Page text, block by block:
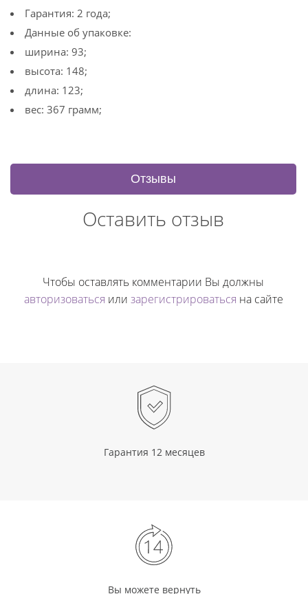
Гарантия: 2 года;
Данные об упаковке:
ширина: 93;
высота: 148;
длина: 123;
вес: 367 грамм;
Отзывы
Оставить отзыв
Чтобы оставлять комментарии Вы должны
авторизоваться или зарегистрироваться на сайте
Гарантия 12 месяцев
Вы можете вернуть